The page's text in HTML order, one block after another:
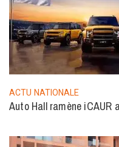
ACTU NATIONALE
Auto Hall ramène iCAUR